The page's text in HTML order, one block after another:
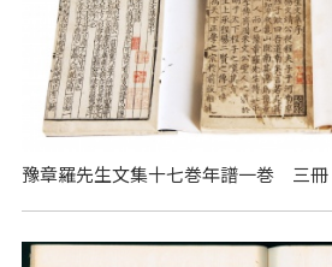
豫章羅先生文集十七巻年譜一巻 三冊